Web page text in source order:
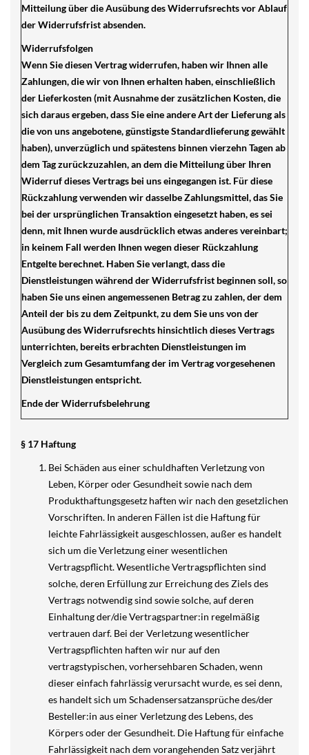
Mitteilung über die Ausübung des Widerrufsrechts vor Ablauf
der Widerrufsfrist absenden.
Widerrufsfolgen
Wenn Sie diesen Vertrag widerrufen, haben wir Ihnen alle
Zahlungen, die wir von Ihnen erhalten haben, einschließlich
der Lieferkosten (mit Ausnahme der zusätzlichen Kosten, die
sich daraus ergeben, dass Sie eine andere Art der Lieferung als
die von uns angebotene, günstigste Standardlieferung gewählt
haben), unverzüglich und spätestens binnen vierzehn Tagen ab
dem Tag zurückzuzahlen, an dem die Mitteilung über Ihren
Widerruf dieses Vertrags bei uns eingegangen ist. Für diese
Rückzahlung verwenden wir dasselbe Zahlungsmittel, das Sie
bei der ursprünglichen Transaktion eingesetzt haben, es sei
denn, mit Ihnen wurde ausdrücklich etwas anderes vereinbart;
in keinem Fall werden Ihnen wegen dieser Rückzahlung
Entgelte berechnet. Haben Sie verlangt, dass die
Dienstleistungen während der Widerrufsfrist beginnen soll, so
haben Sie uns einen angemessenen Betrag zu zahlen, der dem
Anteil der bis zu dem Zeitpunkt, zu dem Sie uns von der
Ausübung des Widerrufsrechts hinsichtlich dieses Vertrags
unterrichten, bereits erbrachten Dienstleistungen im
Vergleich zum Gesamtumfang der im Vertrag vorgesehenen
Dienstleistungen entspricht.
Ende der Widerrufsbelehrung
§ 17 Haftung
Bei Schäden aus einer schuldhaften Verletzung von
Leben, Körper oder Gesundheit sowie nach dem
Produkthaftungsgesetz haften wir nach den gesetzlichen
Vorschriften. In anderen Fällen ist die Haftung für
leichte Fahrlässigkeit ausgeschlossen, außer es handelt
sich um die Verletzung einer wesentlichen
Vertragspflicht. Wesentliche Vertragspflichten sind
solche, deren Erfüllung zur Erreichung des Ziels des
Vertrags notwendig sind sowie solche, auf deren
Einhaltung der/die Vertragspartner:in regelmäßig
vertrauen darf. Bei der Verletzung wesentlicher
Vertragspflichten haften wir nur auf den
vertragstypischen, vorhersehbaren Schaden, wenn
dieser einfach fahrlässig verursacht wurde, es sei denn,
es handelt sich um Schadensersatzansprüche des/der
Besteller:in aus einer Verletzung des Lebens, des
Körpers oder der Gesundheit. Die Haftung für einfache
Fahrlässigkeit nach dem vorangehenden Satz verjährt